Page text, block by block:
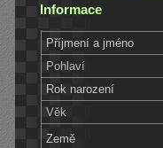
Informace
Příjmení a jméno
Pohlaví
Rok narození
Věk
Země